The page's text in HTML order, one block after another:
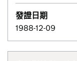
發證日期
1988-12-09